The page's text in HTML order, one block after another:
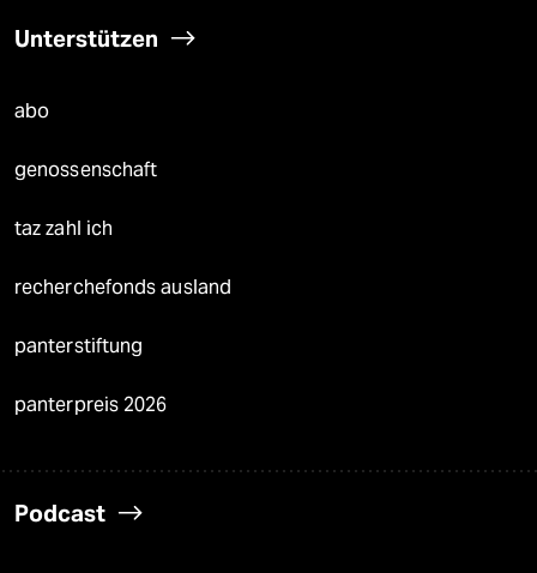
Unterstützen
abo
genossenschaft
taz zahl ich
recherchefonds ausland
panterstiftung
panterpreis 2026
Podcast